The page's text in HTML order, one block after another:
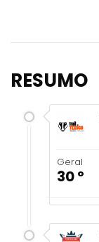
RESUMO
Geral
30 º